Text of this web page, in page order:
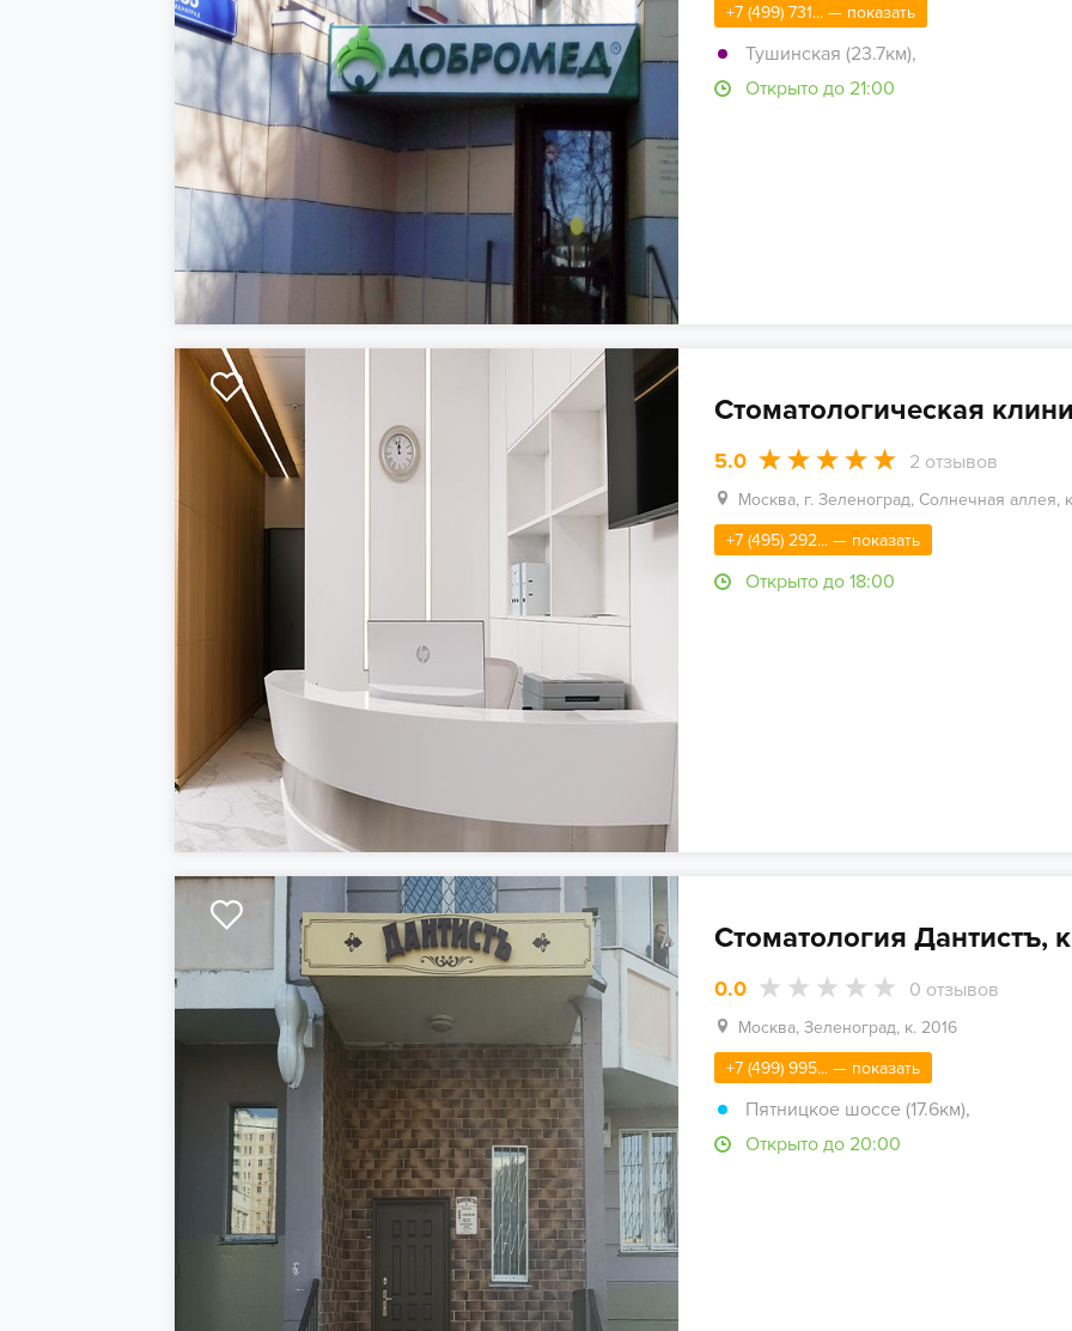
+7 (499) 731... — показать
Тушинская (23.7км),
Открыто до 21:00
Стоматологическая
5.0 2 отзывов
Москва, г. Зеленоград, Солнечная аллея,
+7 (495) 292... — показать
Открыто до 18:00
Стоматология Дантистъ,
0.0 0 отзывов
Москва, Зеленоград, к. 2016
+7 (499) 995... — показать
Пятницкое шоссе (17.6км),
Открыто до 20:00